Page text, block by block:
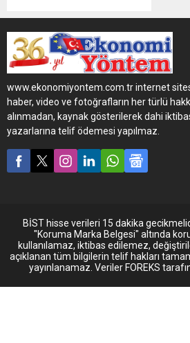
savaşı olduğundan bu yana
sürdürmeye devam ettirdik
ve ettirmeye devam
ediyoruz. RORO gemisi ile
taşımaları aktif şekilde
yapmaktayız.
www.ekonomiyontem.com.tr internet
haber, video ve fotoğrafların her türlü
alınmadan, kaynak gösterilerek dahi
yazarlarına telif ödemesi yapılmaz.
BİST hisse verileri 15 dakika
"Koruma Marka Belgesi" altında
kullanılamaz, iktibas edilemez,
açıklanan tüm bilgilerin telif hakları
yayınlanamaz. Veriler FOREKS